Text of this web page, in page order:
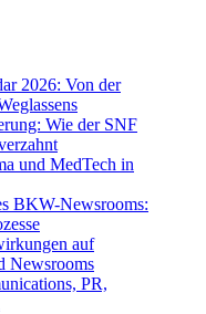
2026: Von der
Wie der SNF
und MedTech in
BKW-Newsrooms:
auf
Newsrooms
PR,